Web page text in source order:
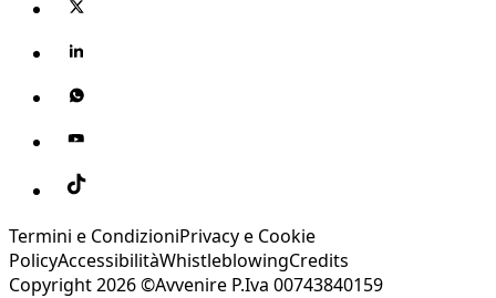
Termini e CondizioniPrivacy e Cookie
PolicyAccessibilitàWhistleblowingCredits
Copyright 2026 ©Avvenire P.Iva 00743840159